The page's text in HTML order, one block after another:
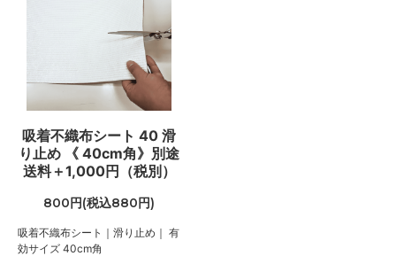
吸着不織布シート 40 滑
り止め 《 40cm角》別途
送料＋1,000円（税別）
800円(税込880円)
吸着不織布シート｜滑り止め｜ 有
効サイズ 40cm角